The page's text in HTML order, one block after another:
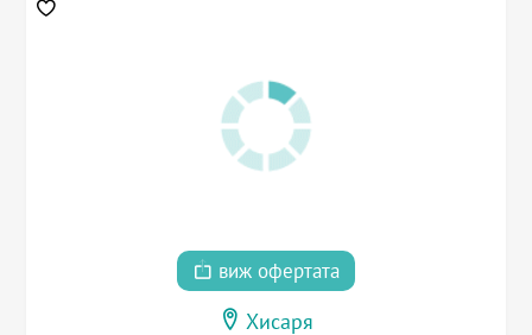
виж офертата
Хисаря